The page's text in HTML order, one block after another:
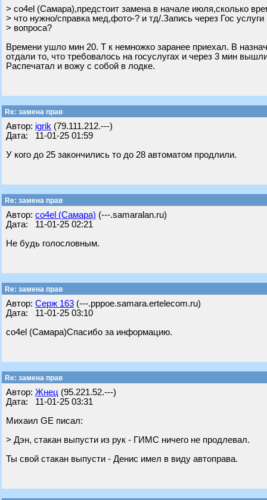
> co4el (Самара),предстоит замена в начале июля,сколько
> что нужно/справка мед,фото-? и тд/.Запись через Гос услуги
> вопроса?
Времени ушло мин 20. Т к немножко заранее приехал. В
отдали то, что требовалось на госуслугах и через 3 мин
Распечатал и вожу с собой в лодке.
Re: замена прав
Автор: igrik (79.111.212.---)
Дата: 11-01-25 01:59
У кого до 25 закончились то до 28 автоматом продлили.
Re: замена прав
Автор: co4el (Самара) (---.samaralan.ru)
Дата: 11-01-25 02:21
Не будь голословным.
Re: замена прав
Автор: Серж 163 (---.pppoe.samara.ertelecom.ru)
Дата: 11-01-25 03:10
co4el (Самара)Спасибо за информацию.
Re: замена прав
Автор: Жнец (95.221.52.---)
Дата: 11-01-25 03:31
Михаил GE писал:
> Дэн, стакан выпусти из рук - ГИМС ничего не продлевал.
Ты свой стакан выпусти - Денис имел в виду автоправа.